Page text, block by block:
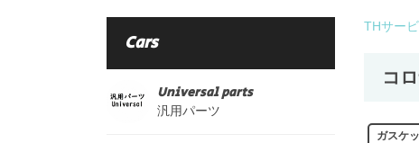
Cars
Universal parts
汎用パーツ
THサー
コ
ガスケ